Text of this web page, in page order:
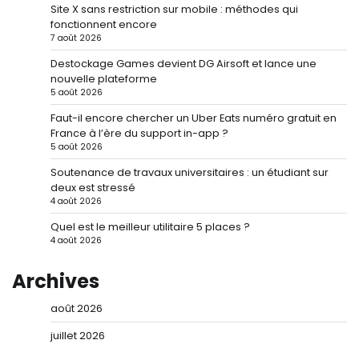
Site X sans restriction sur mobile : méthodes qui
fonctionnent encore
7 août 2026
Destockage Games devient DG Airsoft et lance une
nouvelle plateforme
5 août 2026
Faut-il encore chercher un Uber Eats numéro gratuit en
France à l’ère du support in-app ?
5 août 2026
Soutenance de travaux universitaires : un étudiant sur
deux est stressé
4 août 2026
Quel est le meilleur utilitaire 5 places ?
4 août 2026
Archives
août 2026
juillet 2026